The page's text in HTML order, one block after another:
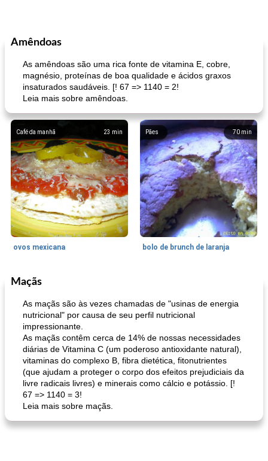
Amêndoas
As amêndoas são uma rica fonte de vitamina E, cobre,
magnésio, proteínas de boa qualidade e ácidos graxos
insaturados saudáveis. [! 67 => 1140 = 2!
Leia mais sobre amêndoas.
23 min
Café da manhã
ovos mexicana
70 min
Pães
bolo de brunch de laranja
Pães De Fermento
pão plano (out)
Maçãs
As maçãs são às vezes chamadas de "usinas de energia
nutricional" por causa de seu perfil nutricional
impressionante.
As maçãs contêm cerca de 14% de nossas necessidades
diárias de Vitamina C (um poderoso antioxidante natural),
vitaminas do complexo B, fibra dietética, fitonutrientes
(que ajudam a proteger o corpo dos efeitos prejudiciais da
livre radicais livres) e minerais como cálcio e potássio. [!
67 => 1140 = 3!
Leia mais sobre maçãs.